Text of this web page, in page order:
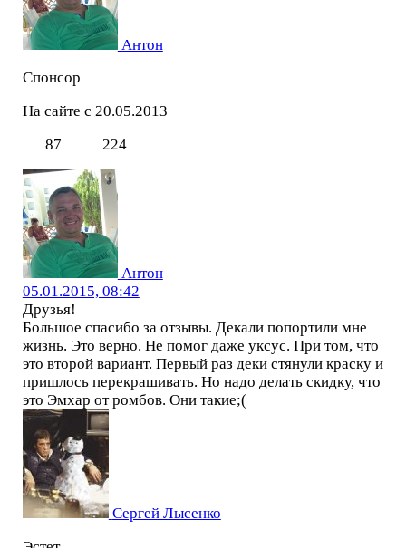
Антон
Спонсор
На сайте с 20.05.2013
87
224
Антон
05.01.2015, 08:42
Друзья!
Большое спасибо за отзывы. Декали попортили мне
жизнь. Это верно. Не помог даже уксус. При том, что
это второй вариант. Первый раз деки стянули краску и
пришлось перекрашивать. Но надо делать скидку, что
это Эмхар от ромбов. Они такие;(
Сергей Лысенко